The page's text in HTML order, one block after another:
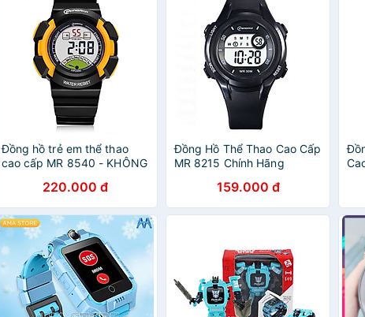
Đồng hồ trẻ em thể thao
cao cấp MR 8540 - KHÔNG
220.000 đ
Đồng Hồ Thể Thao Cao Cấp
MR 8215 Chính Hãng
Điện Tử Dành Cho Bé Trai
Bé Gái
159.000 đ